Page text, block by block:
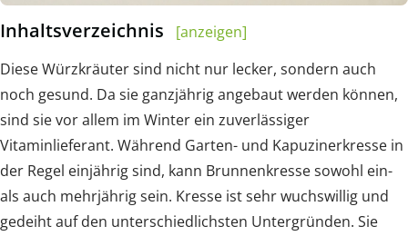
Inhaltsverzeichnis
[anzeigen]
Diese Würzkräuter sind nicht nur lecker, sondern auch
noch gesund. Da sie ganzjährig angebaut werden können,
sind sie vor allem im Winter ein zuverlässiger
Vitaminlieferant. Während Garten- und Kapuzinerkresse in
der Regel einjährig sind, kann Brunnenkresse sowohl ein-
als auch mehrjährig sein. Kresse ist sehr wuchswillig und
gedeiht auf den unterschiedlichsten Untergründen. Sie